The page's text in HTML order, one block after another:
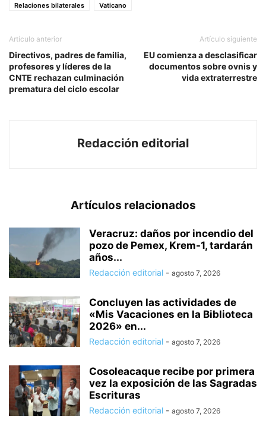
Relaciones bilaterales
Vaticano
Artículo anterior
Directivos, padres de familia,
profesores y líderes de la
CNTE rechazan culminación
prematura del ciclo escolar
Artículo siguiente
EU comienza a desclasificar
documentos sobre ovnis y
vida extraterrestre
Redacción editorial
Artículos relacionados
Veracruz: daños por incendio del
pozo de Pemex, Krem-1, tardarán
años...
Redacción editorial - agosto 7, 2026
Concluyen las actividades de
«Mis Vacaciones en la Biblioteca
2026» en...
Redacción editorial - agosto 7, 2026
Cosoleacaque recibe por primera
vez la exposición de las Sagradas
Escrituras
Redacción editorial - agosto 7, 2026